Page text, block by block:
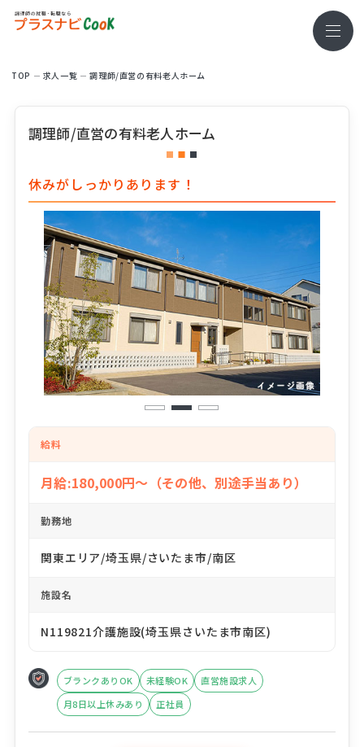
TOP 求⼈⼀覧 調理師/直営の有料老人ホーム
調理師/直営の有料老人ホーム
休みがしっかりあります！
1 2 3
給料
月給:180,000円～（その他、別途手当あり）
勤務地
関東エリア/埼玉県/さいたま市/南区
施設名
N119821介護施設(埼玉県さいたま市南区)
ブランクありOK 未経験OK
直営施設求人
月8日以上休みあり
正社員